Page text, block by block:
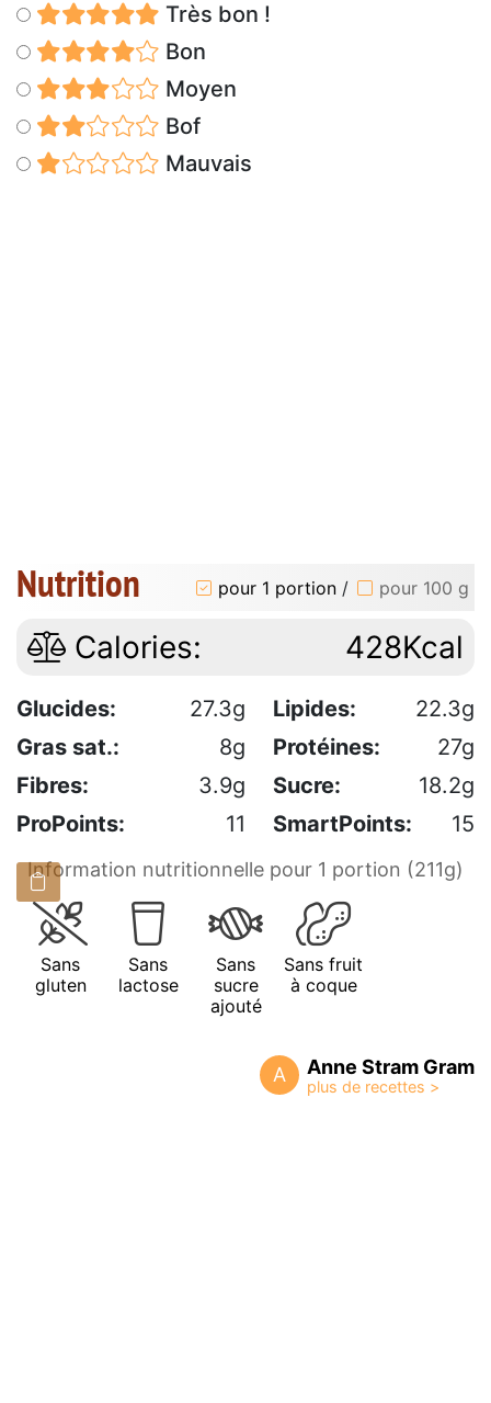
Très bon !
Bon
Moyen
Bof
Mauvais
Nutrition pour 1 portion / pour 100 g
Calories: 428Kcal
Glucides: 27.3g Lipides:
22.3g
Gras sat.:
8g Protéines:
27g
Fibres:
3.9g Sucre:
18.2g
ProPoints:
11 SmartPoints: 15
Information nutritionnelle pour 1 portion (211g)
Sans
gluten
Sans
lactose
Sans
sucre
ajouté
Sans fruit
à coque
A Anne Stram Gram